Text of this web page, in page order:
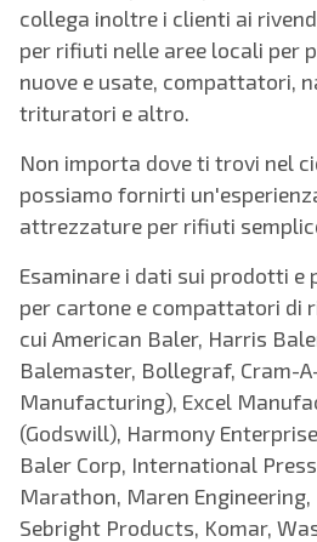
collega inoltre i clienti ai
per rifiuti nelle aree locali per
nuove e usate, compattatori,
trituratori e altro.
Non importa dove ti trovi nel
possiamo fornirti
attrezzature per rifiuti
Esaminare i dati sui prodotti e
per cartone e compattatori di
cui American Baler, Harris
Balemaster, Bollegraf, Cram-
Manufacturing), Excel
(Godswill), Harmony
Baler Corp, International
Marathon, Maren Engineering,
Sebright Products, Komar,